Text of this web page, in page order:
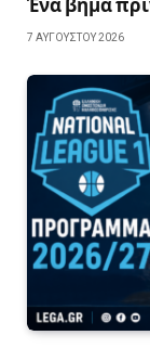
7 ΑΥΓΟΎΣΤΟΥ 2026